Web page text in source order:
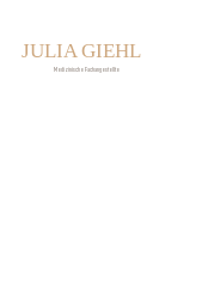
JULIA GIEHL
Medizinische Fachangestellte